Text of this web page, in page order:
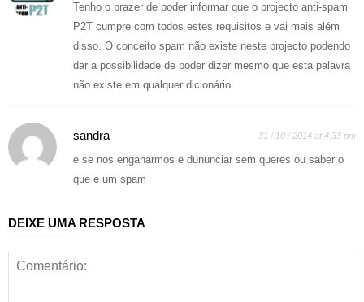
Tenho o prazer de poder informar que o projecto anti-spam
P2T cumpre com todos estes requisitos e vai mais além
disso. O conceito spam não existe neste projecto podendo
dar a possibilidade de poder dizer mesmo que esta palavra
não existe em qualquer dicionário.
sandra 31 / 10 / 2014 at 4:33 pm
e se nos enganarmos e dununciar sem queres ou saber o
que e um spam
DEIXE UMA RESPOSTA